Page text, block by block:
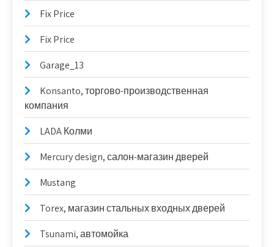
Fix Price
Fix Price
Garage_13
Konsanto, торгово-производственная
компания
LADA Колми
Mercury design, салон-магазин дверей
Mustang
Torex, магазин стальных входных дверей
Tsunami, автомойка